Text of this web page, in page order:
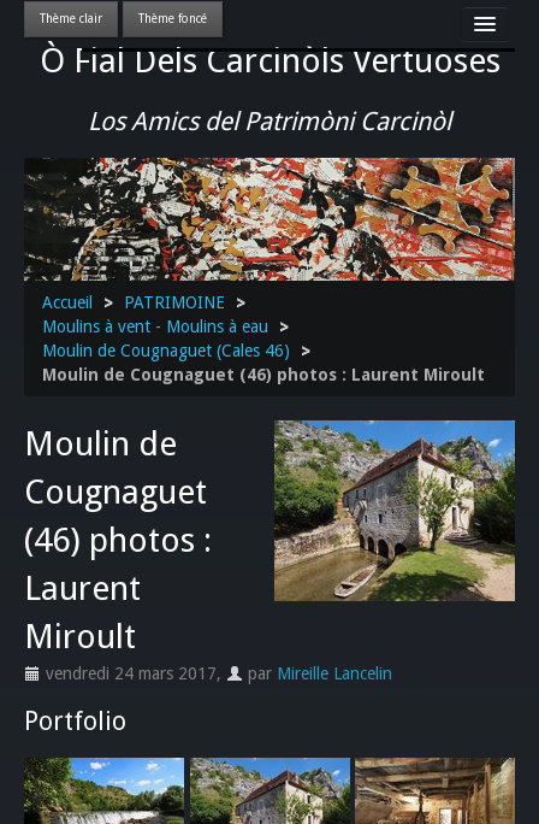
Ò Fial Dels Carcinòls Vertuoses
Los Amics del Patrimòni Carcinòl
Accueil
LES QUERCYNOIS & LEUR CULTURE
PATRIMOINE
GASTRONOMIE
ACTUALITE-CULTURE-EVENEMENTS LOCAUX
Accueil > PATRIMOINE
>
Moulins à vent - Moulins à eau
>
Moulin de Cougnaguet (Cales 46)
>
Moulin de Cougnaguet (46) photos : Laurent Miroult
Moulin de
Cougnaguet
(46) photos :
Laurent
Miroult
vendredi 24 mars 2017, par Mireille Lancelin
Portfolio